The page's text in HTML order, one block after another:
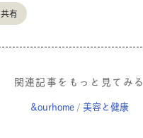
共有
関連記事をもっと見てみる
&ourhome/ 美容と健康